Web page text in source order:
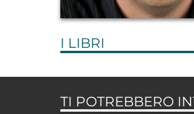
I LIBRI
TI POTREBBERO